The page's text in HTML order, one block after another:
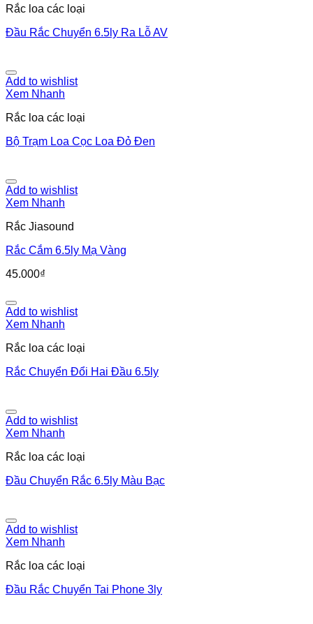
Rắc loa các loại
Đầu Rắc Chuyển 6.5ly Ra Lỗ AV
Add to wishlist
Xem Nhanh
Rắc loa các loại
Bộ Trạm Loa Cọc Loa Đỏ Đen
Add to wishlist
Xem Nhanh
Rắc Jiasound
Rắc Cắm 6.5ly Mạ Vàng
45.000₫
Add to wishlist
Xem Nhanh
Rắc loa các loại
Rắc Chuyển Đổi Hai Đầu 6.5ly
Add to wishlist
Xem Nhanh
Rắc loa các loại
Đầu Chuyển Rắc 6.5ly Màu Bạc
Add to wishlist
Xem Nhanh
Rắc loa các loại
Đầu Rắc Chuyển Tai Phone 3ly